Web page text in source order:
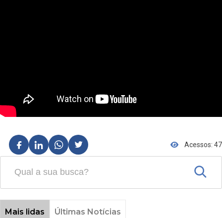
Acessos: 47
Mais lidas Últimas Notícias